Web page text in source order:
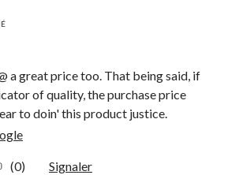
a great price too. That being said, if
of quality, the purchase price
to doin' this product justice.
(0) Signaler